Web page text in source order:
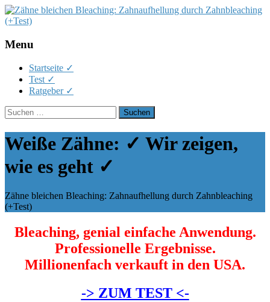
Menu
Skip
content
Startseite ✓
Test ✓
Ratgeber ✓
Suchen
nach:
Weiße Zähne: ✓ Wir zeigen,
wie es geht ✓
Zähne bleichen Bleaching: Zahnaufhellung durch Zahnbleaching
(+Test)
Bleaching, genial einfache Anwendung.
Professionelle Ergebnisse.
Millionenfach verkauft in den USA.
-> ZUM TEST <-